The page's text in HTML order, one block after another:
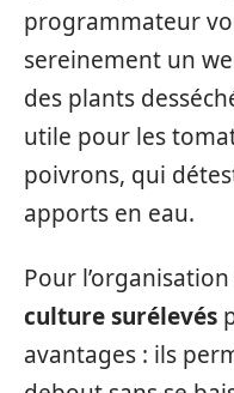
programmateur
sereinement un
des plants
utile pour les
poivrons, qui
apports en eau.
Pour
culture surélevés
avantages : ils